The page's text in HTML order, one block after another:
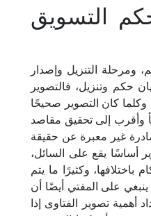
التسويق
ومرحلة التنزيل وإصدار
حكم وتنزيل، فالتصوير
كان التصوير صحيحًا
وأقرب إلى تحقيق مقاصد
غير معبرة عن حقيقة
أساسًا يقع على السائل،
وكثيرًا ما يتم
على المفتي أيضًا أن
أهمية تصوير الفتاوى إذا